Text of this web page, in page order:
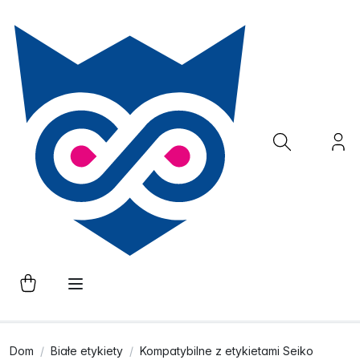
Dom Białe etykiety
Kompatybilne z etykietami Seiko